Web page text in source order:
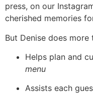
press, on our
cherished memories
But Denise does
Helps plan and
menu
Assists each